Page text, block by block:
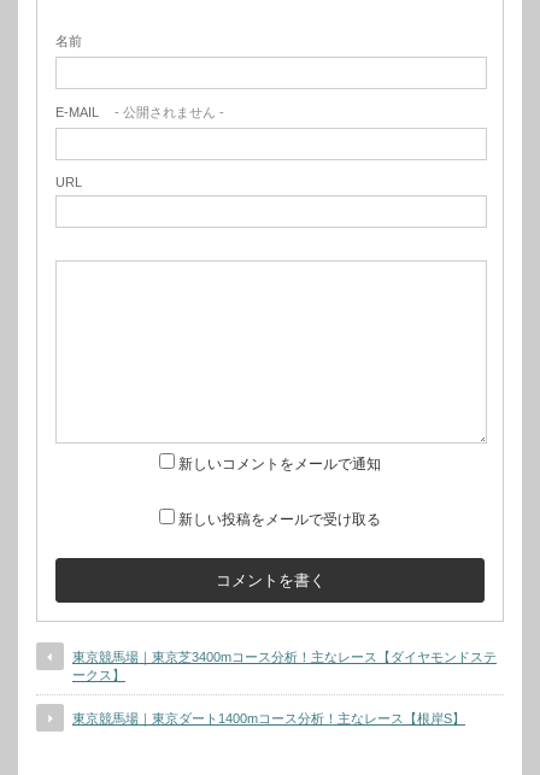
名前
E-MAIL - 公開されません -
URL
新しいコメントをメールで通知
新しい投稿をメールで受け取る
東京競馬場｜東京芝3400mコース分析！主なレース【ダイヤモンドステ
ークス】
東京競馬場｜東京ダート1400mコース分析！主なレース【根岸S】